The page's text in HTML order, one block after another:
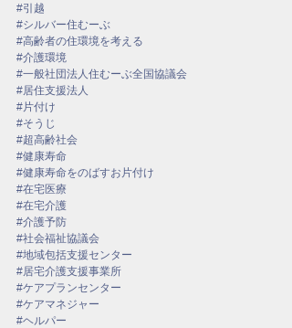
#引越
#シルバー住むーぶ
#高齢者の住環境を考える
#介護環境
#一般社団法人住むーぶ全国協議会
#居住支援法人
#片付け
#そうじ
#超高齢社会
#健康寿命
#健康寿命をのばすお片付け
#在宅医療
#在宅介護
#介護予防
#社会福祉協議会
#地域包括支援センター
#居宅介護支援事業所
#ケアプランセンター
#ケアマネジャー
#ヘルパー